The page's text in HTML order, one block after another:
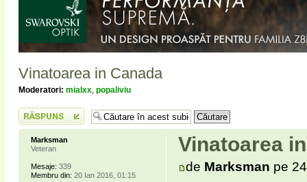
Vinatoarea in Canada
Moderatori: mialxx, popaliviu
Scrie un răspuns
Vinatoarea
de Marksman pe
Marksman
Veteran
Mesaje: 339
Membru din: 20 Ian 2016, 01:15